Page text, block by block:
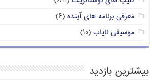
معرفی برنامه های آینده (۶)
موسیقی نایاب (۱۰)
بیشترین بازدید